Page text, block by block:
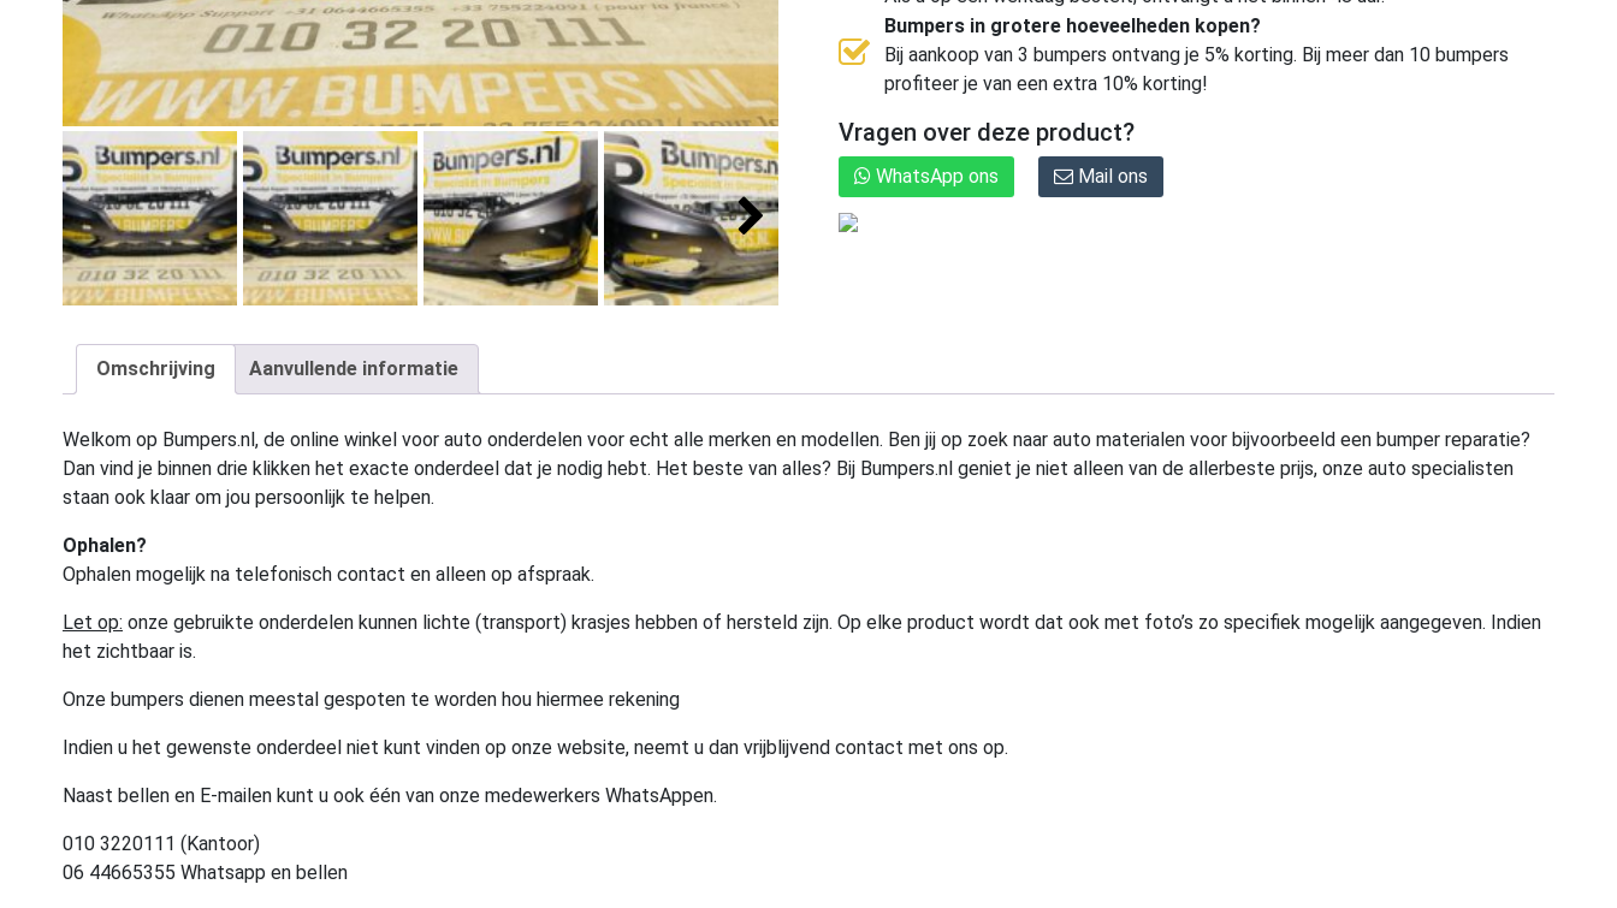
Bumpers in grotere hoeveelheden kopen?
Bij aankoop van 3 bumpers ontvang je 5% korting. Bij meer dan 10 bumpers
profiteer je van een extra 10% korting!
Vragen over deze product?
WhatsApp ons Mail ons
Omschrijving Aanvullende informatie
Welkom op Bumpers.nl, de online winkel voor auto onderdelen voor echt alle merken en modellen. Ben jij op zoek naar auto materialen voor bijvoorbeeld een bumper reparatie?
Dan vind je binnen drie klikken het exacte onderdeel dat je nodig hebt. Het beste van alles? Bij Bumpers.nl geniet je niet alleen van de allerbeste prijs, onze auto specialisten
staan ook klaar om jou persoonlijk te helpen.
Ophalen?
Ophalen mogelijk na telefonisch contact en alleen op afspraak.
Let op: onze gebruikte onderdelen kunnen lichte (transport) krasjes hebben of hersteld zijn. Op elke product wordt dat ook met foto’s zo specifiek mogelijk aangegeven. Indien
het zichtbaar is.
Onze bumpers dienen meestal gespoten te worden hou hiermee rekening
Indien u het gewenste onderdeel niet kunt vinden op onze website, neemt u dan vrijblijvend contact met ons op.
Naast bellen en E-mailen kunt u ook één van onze medewerkers WhatsAppen.
010 3220111 (Kantoor)
06 44665355 Whatsapp en bellen